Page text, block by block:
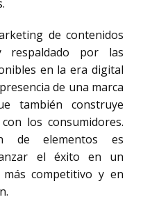
de contenidos
respaldado por las
en la era digital
de una marca
también construye
los consumidores.
de elementos es
el éxito en un
competitivo y en